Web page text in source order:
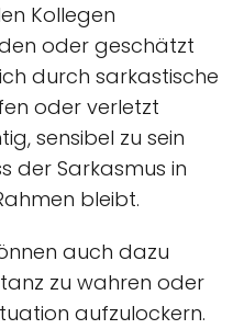
Kollegen
oder geschätzt
durch sarkastische
oder verletzt
sensibel zu sein
der Sarkasmus in
bleibt.
auch dazu
zu wahren oder
aufzulockern.